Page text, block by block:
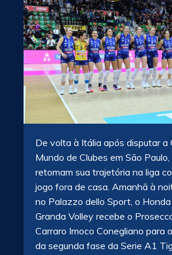
De volta à Itália após disputar a
Mundo de Clubes em São
retomam sua trajetória na liga
jogo fora de casa. Amanhã à
no Palazzo dello Sport, o
Granda Volley recebe o
Carraro Imoco Conegliano para
da segunda fase da Serie A1